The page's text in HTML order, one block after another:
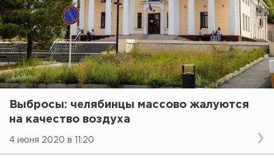
Выбросы: челябинцы массово жалуются
на качество воздуха
4 июня 2020 в 11:20